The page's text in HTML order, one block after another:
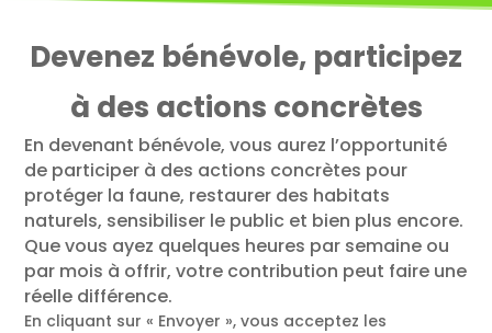
Devenez bénévole, participez
à des actions concrètes
En devenant bénévole, vous aurez l’opportunité
de participer à des actions concrètes pour
protéger la faune, restaurer des habitats
naturels, sensibiliser le public et bien plus encore.
Que vous ayez quelques heures par semaine ou
par mois à offrir, votre contribution peut faire une
réelle différence.
En cliquant sur « Envoyer », vous acceptez les